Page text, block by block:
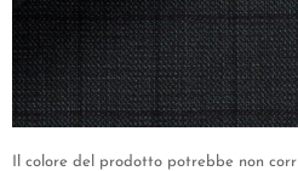
Il colore del prodotto potrebbe non